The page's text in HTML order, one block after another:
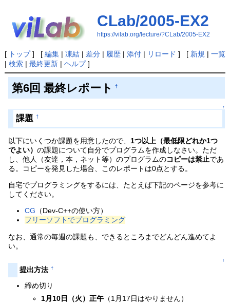
CLab/2005-EX2
https://vilab.org/lecture/?CLab/2005-EX2
[ トップ] [ 編集| 凍結| 差分| 履歴| 添付| リロード ] [ 新規 | 一覧
| 検索| 最終更新| ヘルプ]
第6回 最終レポート †
↑
課題 †
以下にいくつか課題を用意したので、 1つ以上（最低限どれか1つ
でよい）の課題について自分でプログラムを作成しなさい。ただ
し、他人（友達，本，ネット等）のプログラムのコピーは禁止であ
る。コピーを発見した場合、このレポートは0点とする。
自宅でプログラミングをするには、たとえば下記のページを参考に
してください。
CG （Dev-C++の使い方）
フリーソフトでプログラミング
なお、通常の毎週の課題も、できるところまでどんどん進めてよ
い。
↑
提出方法 †
締め切り
1月10日（火）正午 （1月17日はやりません）